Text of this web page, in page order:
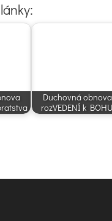
Duchovná obnova
rozVEDENÍ k BOHU